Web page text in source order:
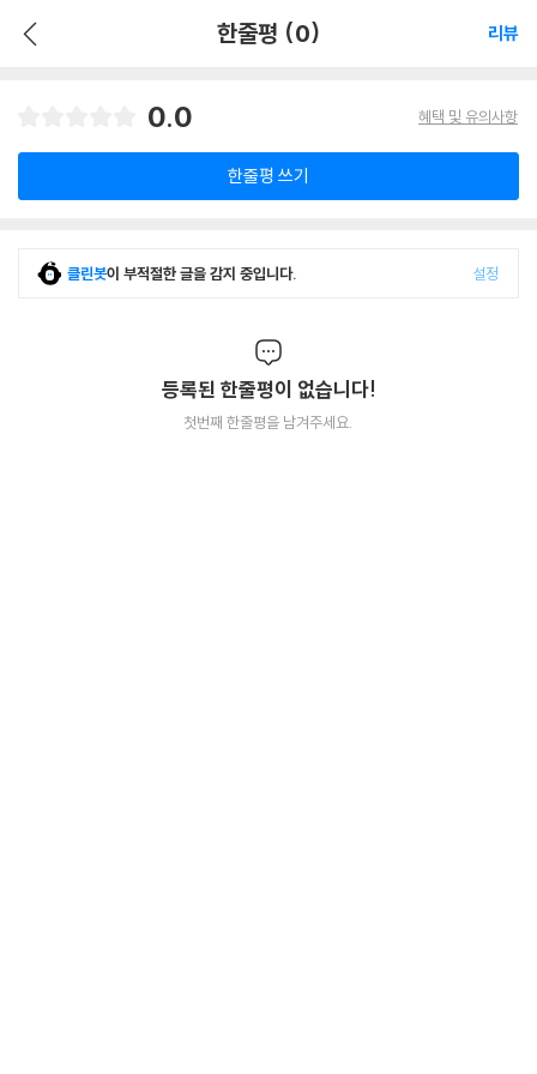
한줄평 (0) 리뷰
0.0 혜택 및 유의사항
한줄평 쓰기
클린봇이 부적절한 글을 감지 중입니다. 설정
등록된 한줄평이 없습니다!
첫번째 한줄평을 남겨주세요.